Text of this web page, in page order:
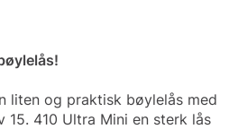
liten og praktisk bøylelås med
15. 410 Ultra Mini en sterk lås